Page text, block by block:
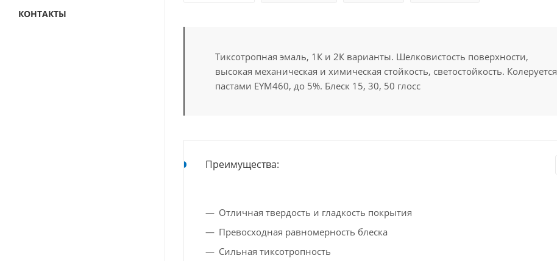
КОНТАКТЫ
Тиксотропная эмаль, 1К и 2К варианты. Шелковистость поверхности,
высокая механическая и химическая стойкость, cветостойкость. Колеруется
пастами EYM460, до 5%. Блеск 15, 30, 50 глосс
Преимущества:
Отличная твердость и гладкость покрытия
Превосходная равномерность блеска
Сильная тиксотропность